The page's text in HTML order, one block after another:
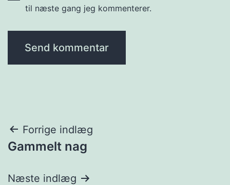
til næste gang jeg kommenterer.
Indlægsnavigation
Forrige indlæg
Gammelt nag
Næste indlæg